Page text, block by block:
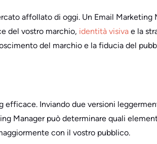
affollato di oggi. Un Email Marketing
del vostro marchio, identità visiva e la
del marchio e la fiducia del
efficace. Inviando due versioni
Manager può determinare quali
con il vostro pubblico.